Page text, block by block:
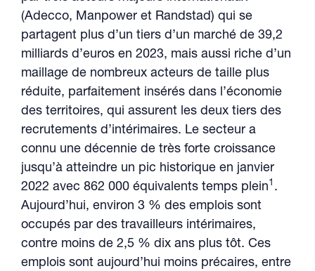
(Adecco, Manpower et Randstad) qui se
partagent plus d’un tiers d’un marché de 39,2
milliards d’euros en 2023, mais aussi riche d’un
maillage de nombreux acteurs de taille plus
réduite, parfaitement insérés dans l’économie
des territoires, qui assurent les deux tiers des
recrutements d’intérimaires. Le secteur a
connu une décennie de très forte croissance
jusqu’à atteindre un pic historique en janvier
2022 avec 862 000 équivalents temps plein1 .
Aujourd’hui, environ 3 % des emplois sont
occupés par des travailleurs intérimaires,
contre moins de 2,5 % dix ans plus tôt. Ces
emplois sont aujourd’hui moins précaires, entre